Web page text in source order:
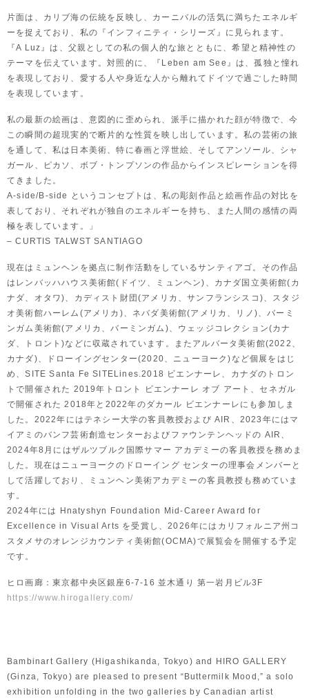
片面は、カリブ海の伝統を反映し、カーニバルの活気に満ちたエネルギ
ーを捉えており、私の『インフィニティ・シリーズ』に見られます。
『A Luz』は、父親としての私の個人的な旅とともに、希望と精神性の
テーマを伝えています。対照的に、『Leben am See』は、孤独と憧れ
を表現しており、愛する人や身近な人から離れてドイツで過ごした時間
を表現しています。
私の最新の絵画は、意図的に歪められ、派手に描かれた顔が特徴で、今
この瞬間の超現実的で断片的な性質を映し出しています。私の芸術の旅
を通して、私は日本美術、特に春画と浮世絵、そしてアンソール、シャ
ガール、ピカソ、ボブ・トンプソンの作品からインスピレーションを得
てきました。
A-side/B-side というコンセプトは、私の彫刻作品と絵画作品の対比を
表しており、それぞれが独自のエネルギーを持ち、また人間の感情の両
極を表しています。」
– CURTIS TALWST SANTIAGO
現在はミュンヘンを拠点に制作活動をしているサンティアゴ。その作品
はレンバッハハウス美術館(ドイツ、ミュンヘン)、カナダ国立美術館(カ
ナダ、オタワ)、カディスト財団(アメリカ、サンフランシスコ)、スタジ
オ美術館ハーレム(アメリカ)、ネバダ美術館(アメリカ、リノ)、バーミ
ンガム美術館(アメリカ、バーミンガム)、ウェッジコレクション(カナ
ダ、トロント)などに収蔵されています。またアルバータ美術館(2022、
カナダ)、ドローイングセンター(2020、ニューヨーク)など個展をはじ
め、SITE Santa Fe SITELines.2018 ビエンナーレ、カナダのトロン
トで開催された 2019年トロント ビエンナーレ オブ アート、セネガル
で開催された 2018年と2022年のダカール ビエンナーレにも参加しま
した。2022年にはテネシー大学の客員教授および AIR、2023年にはマ
イアミのバンフ芸術創造センターおよびファウンテンヘッドの AIR、
2024年8月にはザルツブルク国際サマー アカデミーの客員教授を務めま
した。現在はニューヨークのドローイング センターの理事会メンバーと
して活躍しており、ミュンヘン美術アカデミーの客員教授も務めていま
す。
2024年には Hnatyshyn Foundation Mid-Career Award for
Excellence in Visual Arts を受賞し、2026年にはカリフォルニア州コ
スタメサのオレンジカウンティ美術館(OCMA)で展覧会を開催する予定
です。
ヒロ画廊：東京都中央区銀座6-7-16 並木通り 第一岩月ビル3F
https://www.hirogallery.com/
Bambinart Gallery (Higashikanda, Tokyo) and HIRO GALLERY
(Ginza, Tokyo) are pleased to present “Buttermilk Mood,” a solo
exhibition unfolding in the two galleries by Canadian artist